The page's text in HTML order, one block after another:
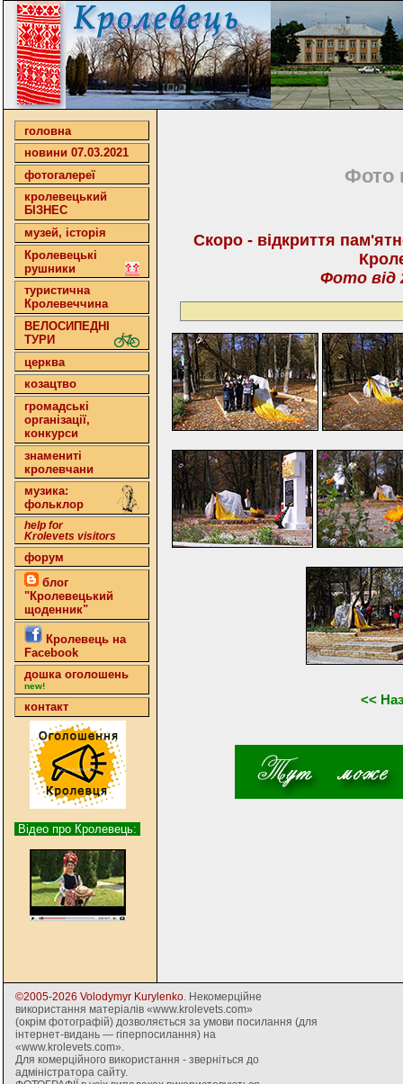
головна
новини 07.03.2021
фотогалереї
кролевецький
БІЗНЕС
музей, історія
Кролевецькі
рушники
туристична
Кролевеччина
ВЕЛОСИПЕДНІ
ТУРИ
церква
козацтво
громадські
організації,
конкурси
знамениті
кролевчани
музика:
фольклор
help for
Krolevets visitors
форум
блог
"Кролевецький
щоденник"
Кролевець на
Facebook
дошка оголошень
new!
контакт
Відео про Кролевець:
Фото
Скоро - відкриття
Фото від
<<
©2005-2026 Volodymyr Kurylenko. Некомерційне
використання матеріалів «www.krolevets.com»
(окрім фотографій) дозволяється за умови посилання (для
інтернет-видань — гіперпосилання) на
«www.krolevets.com».
Для комерційного використання - зверніться до
адміністратора сайту.